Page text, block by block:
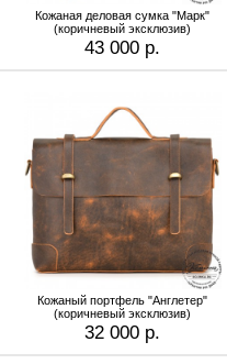
Кожаная деловая сумка "Марк"
(коричневый эксклюзив)
43 000 р.
Кожаный портфель "Англетер"
(коричневый эксклюзив)
32 000 р.